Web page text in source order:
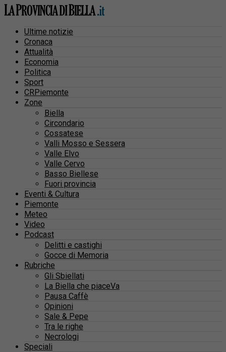
Ultime notizie
Cronaca
Attualità
Economia
Politica
Sport
CRPiemonte
Zone
Biella
Circondario
Cossatese
Valli Mosso e Sessera
Valle Elvo
Valle Cervo
Basso Biellese
Fuori provincia
Eventi & Cultura
Piemonte
Meteo
Video
Podcast
Delitti e castighi
Gocce di Memoria
Rubriche
Gli Sbiellati
La Biella che piaceVa
Pausa Caffè
Opinioni
Sale & Pepe
Tra le righe
Necrologi
Speciali